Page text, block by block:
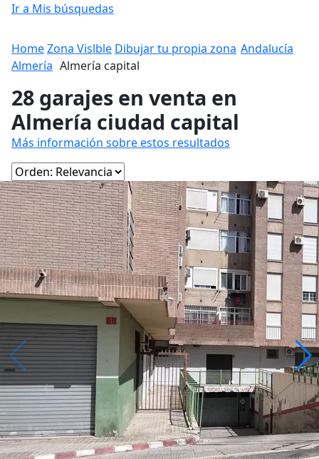
Ir a Mis búsquedas
HomeZona Vislble Dibujar tu propia zona Andalucía
Almería Almería capital
28 garajes en venta en
Almería ciudad capital
Más información sobre estos resultados